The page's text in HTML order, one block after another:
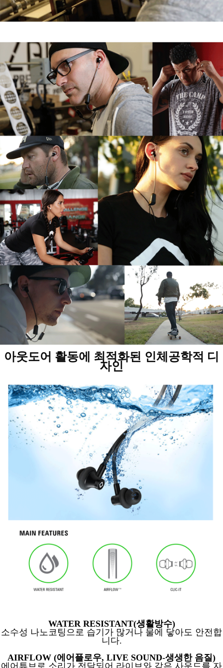
아웃도어 활동에 최적화된 인체공학적 디
자인
WATER RESISTANT(생활방수)
소수성 나노코팅으로 습기가 많거나 물에 닿아도 안전합
니다.
AIRFLOW (에어플로우, LIVE SOUND-생생한 음질)
에어튜브로 소리가 전달되 어 라이브와 같은 사운드를 자